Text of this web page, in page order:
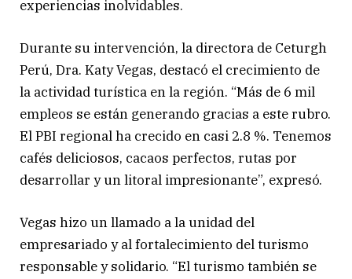
experiencias inolvidables.
Durante su intervención, la directora de Ceturgh
Perú, Dra. Katy Vegas, destacó el crecimiento de
la actividad turística en la región. “Más de 6 mil
empleos se están generando gracias a este rubro.
El PBI regional ha crecido en casi 2.8 %. Tenemos
cafés deliciosos, cacaos perfectos, rutas por
desarrollar y un litoral impresionante”, expresó.
Vegas hizo un llamado a la unidad del
empresariado y al fortalecimiento del turismo
responsable y solidario. “El turismo también se